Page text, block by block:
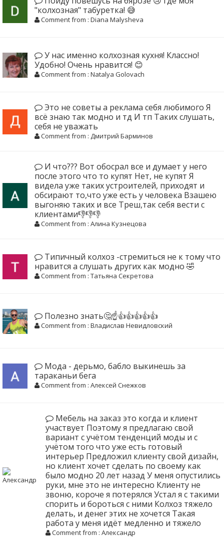
"колхозная" табуретка! 😅
Comment from : Diana Malysheva
У нас именно колхозная кухня! Классно!
Удобно! Очень нравится! 😊
Comment from : Natalya Golovach
Это не советы а реклама себя любимого Я
всё знаю так модно и тд И тп Таких слушать,
себя не уважать
Comment from : Дмитрий Барминов
И что??? Вот обосрал все и думает у него
после этого что то купят Нет, не купят Я
видела уже таких устроителей, приходят и
обсирают то,что уже есть у человека Взашею
выгоняю таких и все Треш,так себя вести с
клиентами👎👎👎
Comment from : Алина Кузнецова
Типичный колхоз -стремиться не к тому что
нравится а слушать других как модно 🤣
Comment from : Татьяна Секретова
Полезно знать🤔☝️👍👍👍👍👍
Comment from : Владислав Невидловский
Мода - дерьмо, бабло выкинешь за
тараканьи бега
Comment from : Алексей Снежков
Мебель на заказ это когда и клиент
участвует Поэтому я предлагаю свой
вариант с учётом тенденций моды и с
учётом того что уже есть готовый
интерьер Предложил клиенту свой дизайн,
но клиент хочет сделать по своему как
было модно 20 лет назад У меня опустились
руки, мне это не интересно Клиенту не
звоню, короче я потерялся Устал я с такими
спорить и бороться с ними Колхоз тяжело
делать, и денег этих не хочется Такая
работа у меня идёт медленно и тяжело
Comment from : Александр